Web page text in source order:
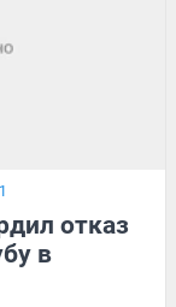
отказ
в